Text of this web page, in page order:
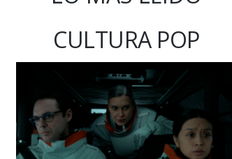
CULTURA POP